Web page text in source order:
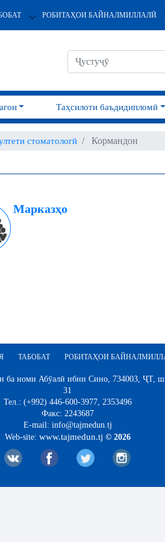
РОБИТАҲОИ БАЙНАЛМИЛЛАЛӢ
Таҳсилоти баъдидипломӣ
стоматологӣ Кормандон
Марказҳо
ТАБОБАТ РОБИТАҲОИ
ба номи Абӯалӣ ибни Сино, 734003, ҶТ,
31
Тел.: (+992) 446-600-3977, 2353496
Факс: 2243687
E-mail: info@tajmedun.tj
Web-site: www.tajmedun.tj © 2026